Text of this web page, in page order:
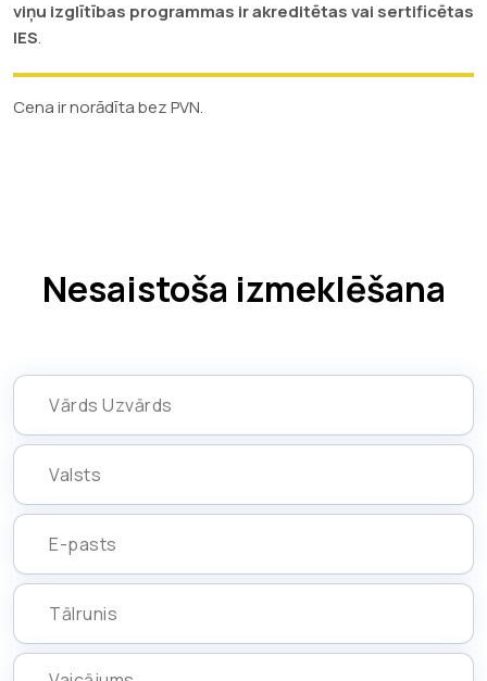
viņu izglītības programmas ir akreditētas vai sertificētas
IES.
Cena ir norādīta bez PVN.
Nesaistoša izmeklēšana